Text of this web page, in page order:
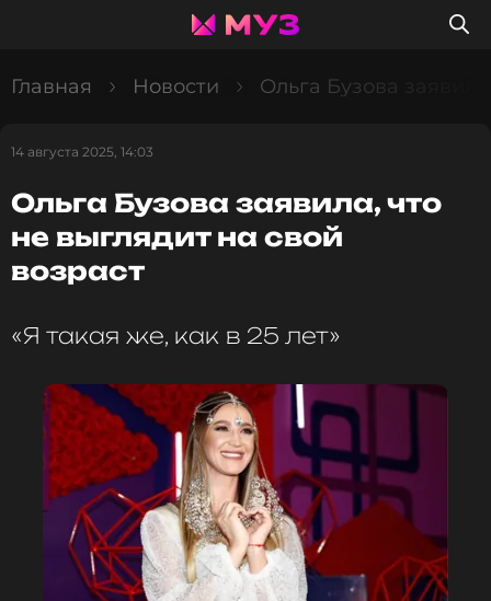
Главная Новости Ольга Бузова
14 августа 2025, 14:03
Ольга Бузова заявила, что
не выглядит на свой
возраст
«Я такая же, как в 25 лет»